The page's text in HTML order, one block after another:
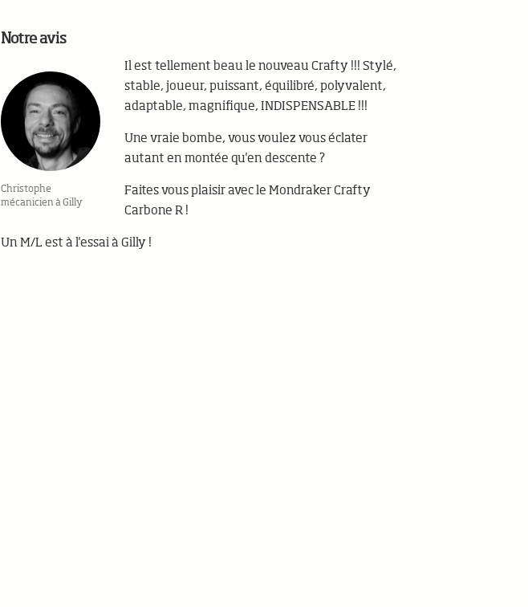
Notre avis
Christophe
mécanicien à Gilly
Il est tellement beau le nouveau Crafty !!! Stylé,
stable, joueur, puissant, équilibré, polyvalent,
adaptable, magnifique, INDISPENSABLE !!!
Une vraie bombe, vous voulez vous éclater
autant en montée qu'en descente ?
Faites vous plaisir avec le Mondraker Crafty
Carbone R !
Un M/L est à l'essai à Gilly !